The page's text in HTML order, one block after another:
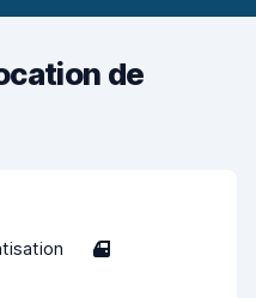
de
4